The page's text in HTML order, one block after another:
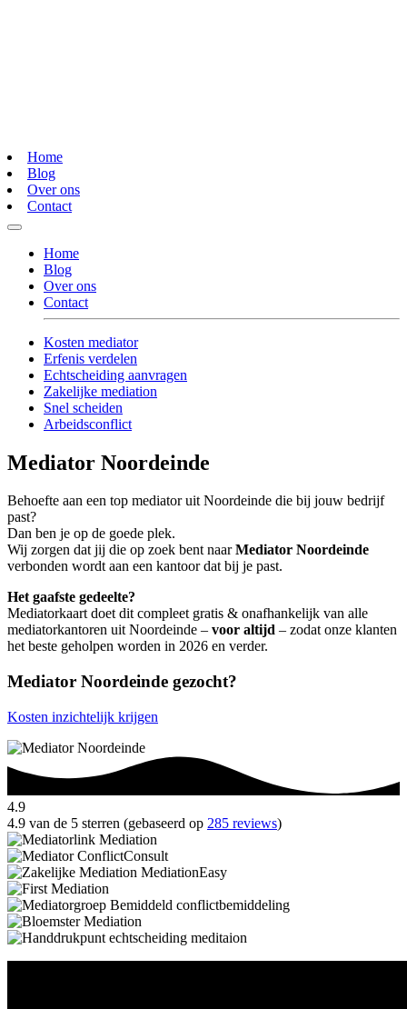
Home
Blog
Over ons
Contact
Home
Blog
Over ons
Contact
Kosten mediator
Erfenis verdelen
Echtscheiding aanvragen
Zakelijke mediation
Snel scheiden
Arbeidsconflict
Mediator Noordeinde
Behoefte aan een top mediator uit Noordeinde die bij jouw bedrijf
past?
Dan ben je op de goede plek.
Wij zorgen dat jij die op zoek bent naarMediator Noordeinde
verbonden wordt aan een kantoor dat bij je past.
Het gaafste gedeelte?
Mediatorkaart doet dit compleet gratis & onafhankelijk van alle
mediatorkantoren uit Noordeinde – voor altijd – zodat onze klanten
het beste geholpen worden in 2026 en verder.
Mediator Noordeinde gezocht?
Kosten inzichtelijk krijgen
4.9
4.9 van de 5 sterren (gebaseerd op 285 reviews)